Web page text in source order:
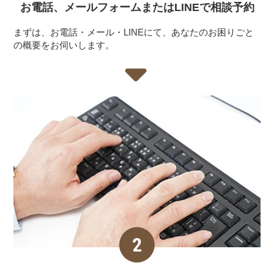
お電話、メールフォームまたはLINEで相談予約
まずは、お電話・メール・LINEにて、あなたのお困りごと
の概要をお伺いします。